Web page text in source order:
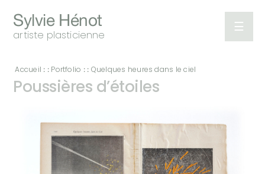
Sylvie Hénot
artiste plasticienne
Portfolio
A
Expositions
☰
Accueil : : Portfolio : : Quelques heures dans le ciel
Poussières d’étoiles